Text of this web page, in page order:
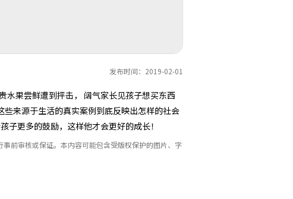
发布时间：2019-02-01
水果尝鲜遭到抨击， 阔气家长见孩子想买东西
来源于生活的真实案例到底反映出怎样的社会
更多的鼓励，这样他才会更好的成长！
前审核或保证。本内容可能包含受版权保护的图片、字